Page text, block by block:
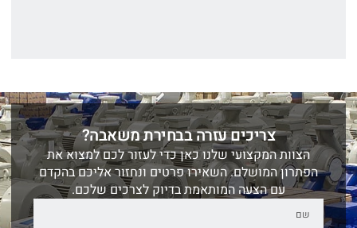
צריכים עזרה בבחירת משאבה?
הצוות המקצועי שלנו כאן כדי לעזור לכם למצוא את
הפתרון המושלם. השאירו פרטים ונחזור אליכם בהקדם
עם הצעה המותאמת בדיוק לצרכים שלכם.